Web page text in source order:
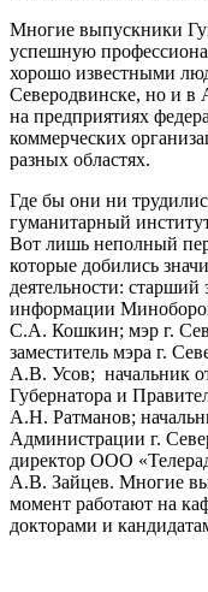
Многие выпускники
успешную
хорошо известными
Северодвинске, но и в
на предприятиях
коммерческих
разных областях.
Где бы они ни
гуманитарный
Вот лишь неполный
которые добились
деятельности:
информации
С.А. Кошкин; мэр г.
заместитель мэра г.
А.В. Усов; начальник
Губернатора и
А.Н. Ратманов;
Администрации г.
директор ООО
А.В. Зайцев. Многие
момент работают на
докторами и